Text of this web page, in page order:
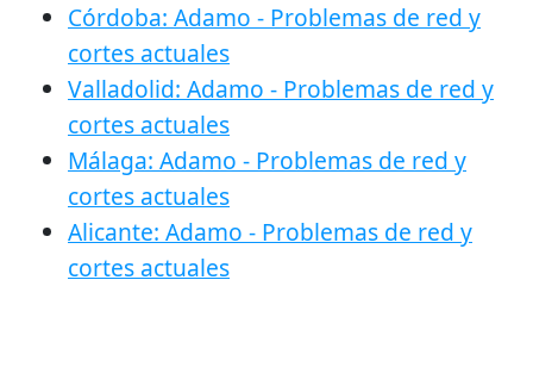
Córdoba: Adamo - Problemas de red y
cortes actuales
Valladolid: Adamo - Problemas de red y
cortes actuales
Málaga: Adamo - Problemas de red y
cortes actuales
Alicante: Adamo - Problemas de red y
cortes actuales